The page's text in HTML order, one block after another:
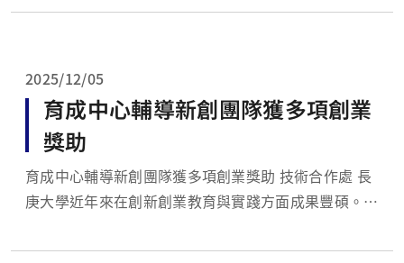
與其夫人、同為耶魯大學教授的Joy Hirsch博士蒞校演
2025/12/05
育成中心輔導新創團隊獲多項創業
獎助
育成中心輔導新創團隊獲多項創業獎助 技術合作處 長
庚大學近年來在創新創業教育與實踐方面成果豐碩。技
辦理之全國性創業競賽中脫穎而出，114年度「大專校